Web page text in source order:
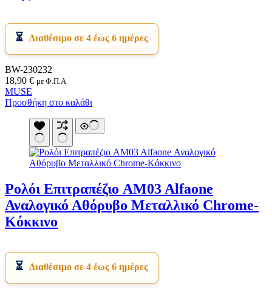
Διαθέσιμο σε 4 έως 6 ημέρες
BW-230232
18,90 € με Φ.Π.Α
MUSE
Προσθήκη στο καλάθι
Ρολόι Επιτραπέζιο AM03 Alfaone
Αναλογικό Αθόρυβο Μεταλλικό Chrome-
Κόκκινο
Διαθέσιμο σε 4 έως 6 ημέρες